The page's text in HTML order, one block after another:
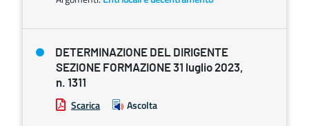
DETERMINAZIONE DEL DIRIGENTE
SEZIONE FORMAZIONE 31 luglio 2023,
n. 1311
Scarica Ascolta